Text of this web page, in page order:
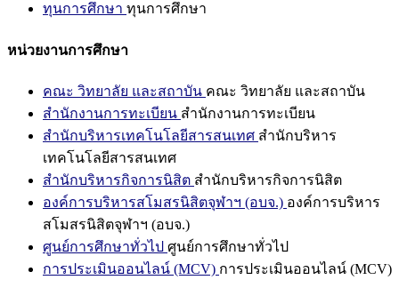
ทุนการศึกษา ทุนการศึกษา
หน่วยงานการศึกษา
คณะ วิทยาลัย และสถาบัน คณะ วิทยาลัย และสถาบัน
สำนักงานการทะเบียน สำนักงานการทะเบียน
สำนักบริหารเทคโนโลยีสารสนเทศ สำนักบริหาร
เทคโนโลยีสารสนเทศ
สำนักบริหารกิจการนิสิต สำนักบริหารกิจการนิสิต
องค์การบริหารสโมสรนิสิตจุฬาฯ (อบจ.) องค์การบริหาร
สโมสรนิสิตจุฬาฯ (อบจ.)
ศูนย์การศึกษาทั่วไป ศูนย์การศึกษาทั่วไป
การประเมินออนไลน์ (MCV) การประเมินออนไลน์ (MCV)